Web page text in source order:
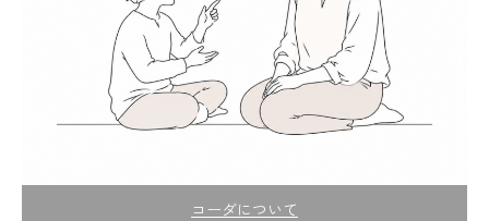
コーダについて